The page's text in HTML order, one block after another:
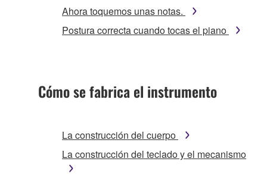
Ahora toquemos unas notas.
Postura correcta cuando tocas el piano
Cómo se fabrica el instrumento
La construcción del cuerpo
La construcción del teclado y el mecanismo